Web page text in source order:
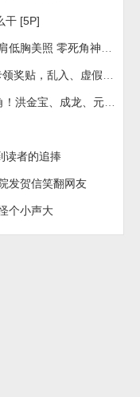
干 [5P]
[资讯分享] 久违的铁三角！洪金宝、成龙、元彪最新合照
读者的追捧
发贺信笑翻网友
个小声大